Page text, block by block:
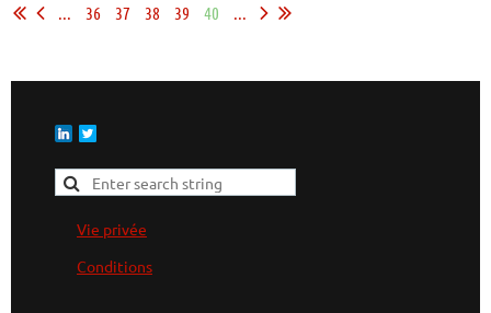
... 36 37 38 39 40 ...
Vie privée
Conditions